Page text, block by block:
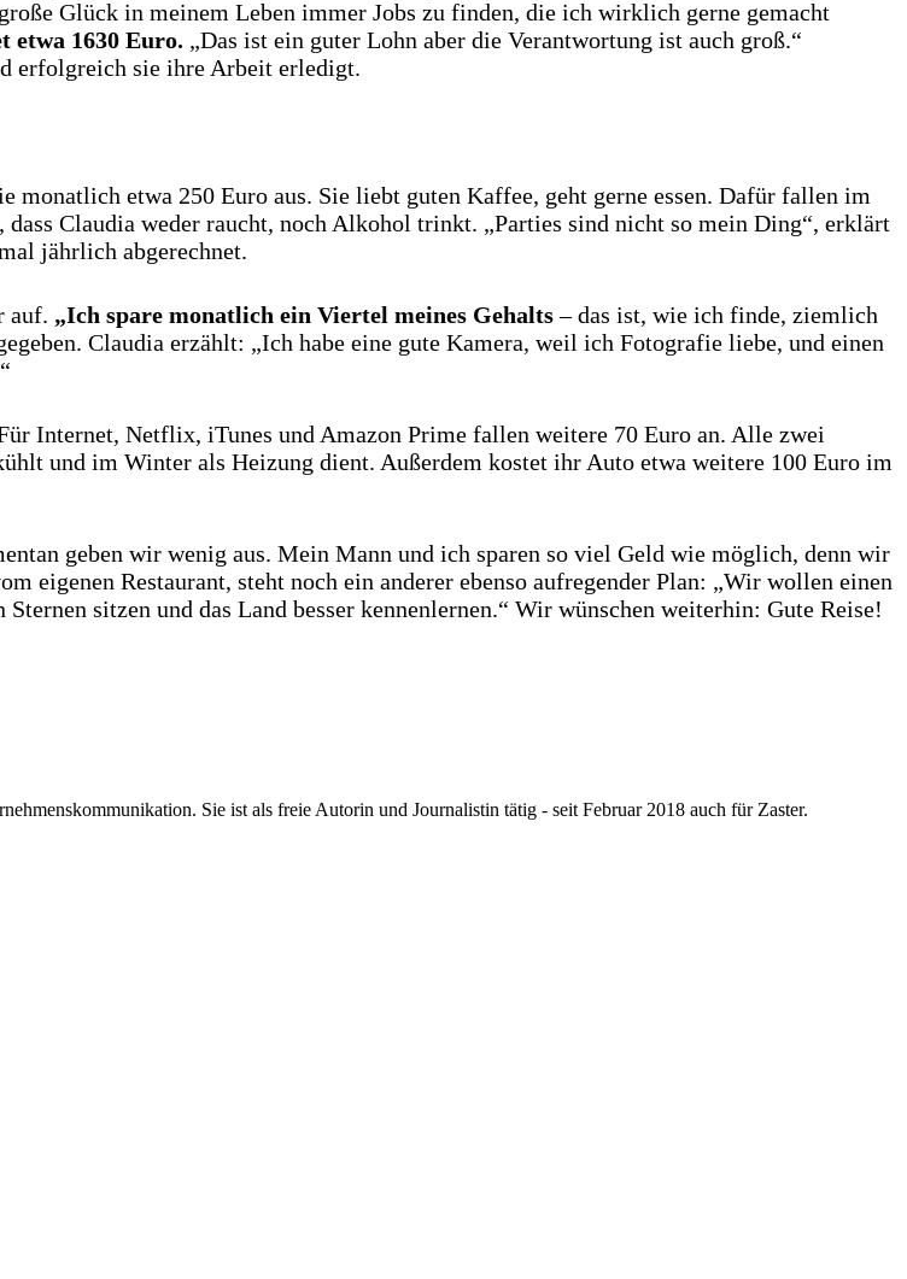
Glück in meinem Leben immer Jobs zu finden, die ich wirklich gerne gemacht
etwa 1630 Euro. „Das ist ein guter Lohn aber die Verantwortung ist auch groß.“
erfolgreich sie ihre Arbeit erledigt.
etwa 250 Euro aus. Sie liebt guten Kaffee, geht gerne essen. Dafür fallen im
Claudia weder raucht, noch Alkohol trinkt. „Parties sind nicht so mein Ding“, erklärt
jährlich abgerechnet.
auf. „Ich spare monatlich ein Viertel meines Gehalts– das ist, wie ich finde, ziemlich
Claudia erzählt: „Ich habe eine gute Kamera, weil ich Fotografie liebe, und einen
Internet, Netflix, iTunes und Amazon Prime fallen weitere 70 Euro an. Alle zwei
und im Winter als Heizung dient. Außerdem kostet ihr Auto etwa weitere 100 Euro im
geben wir wenig aus. Mein Mann und ich sparen so viel Geld wie möglich, denn wir
eigenen Restaurant, steht noch ein anderer ebenso aufregender Plan: „Wir wollen einen
sitzen und das Land besser kennenlernen.“ Wir wünschen weiterhin: Gute Reise!
Sie ist als freie Autorin und Journalistin tätig - seit Februar 2018 auch für Zaster.